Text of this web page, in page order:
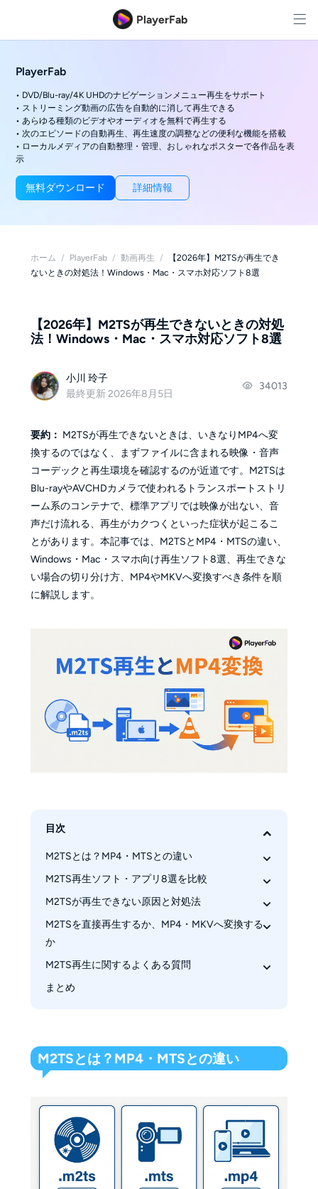
PlayerFab
PlayerFab
• DVD/Blu-ray/4K UHDのナビゲーションメニュー再生をサポート
• ストリーミング動画の広告を自動的に消して再生できる
• あらゆる種類のビデオやオーディオを無料で再生する
• 次のエピソードの自動再生、再生速度の調整などの便利な機能を搭載
• ローカルメディアの自動整理・管理、おしゃれなポスターで各作品を表
示
無料ダウンロード 詳細情報
ホーム / PlayerFab / 動画再生 /
【2026年】M2TSが再生でき
ないときの対処法！Windows・Mac・スマホ対応ソフト8選
【2026年】M2TSが再生できないときの対処
法！Windows・Mac・スマホ対応ソフト8選
小川 玲子
最終更新 2026年8月5日
34013
要約： M2TSが再生できないときは、いきなりMP4へ変
換するのではなく、まずファイルに含まれる映像・音声
コーデックと再生環境を確認するのが近道です。M2TSは
Blu-rayやAVCHDカメラで使われるトランスポートストリ
ーム系のコンテナで、標準アプリでは映像が出ない、音
声だけ流れる、再生がカクつくといった症状が起こるこ
とがあります。本記事では、M2TSとMP4・MTSの違い、
Windows・Mac・スマホ向け再生ソフト8選、再生できな
い場合の切り分け方、MP4やMKVへ変換すべき条件を順
に解説します。
目次
M2TSとは？MP4・MTSとの違い
M2TSファイルの仕組み
M2TSとMP4の違い
MTSとM2TSの違い
M2TS再生ソフト・アプリ8選を比較
PlayerFabオールインワン
VLC media player
Leawo Blu-ray Player
PotPlayer
nPlayer
M2TSが再生できない原因と対処法
Windows・Macで確認する順番
M2TSを直接再生するか、MP4・MKVへ変換する
か
直接再生が向いているケース
MP4・MKVへの変換が向いているケース
M2TS再生に関するよくある質問
M2TSファイルはWindowsやMacの標準アプリ
iPhoneでM2TSを変換せずに再生できますか？
MTSをM2TSへ拡張子変更すれば再生できます
M2TSを編集するならMP4とMKVのどちらがよ
いですか？
まとめ
M2TSとは？MP4・MTSとの違い